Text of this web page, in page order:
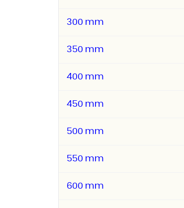
300 mm
350 mm
400 mm
450 mm
500 mm
550 mm
600 mm